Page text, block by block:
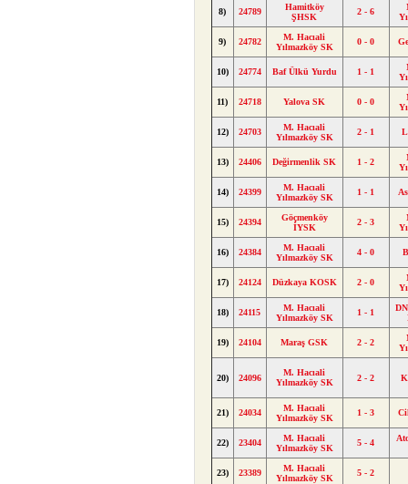
8) 24789
Hamitköy
ŞHSK
2 - 6
9) 24782
M. Hacıali
Yılmazköy SK
0 - 0
10) 24774 Baf Ülkü Yurdu 1 - 1
11) 24718 Yalova SK 0 - 0
12) 24703
M. Hacıali
Yılmazköy SK
2 - 1
13) 24406 Değirmenlik SK 1 - 2
14) 24399
M. Hacıali
Yılmazköy SK
1 - 1
15) 24394
Göçmenköy
İYSK
2 - 3
16) 24384
M. Hacıali
Yılmazköy SK
4 - 0
17) 24124 Düzkaya KOSK 2 - 0
18) 24115
M. Hacıali
Yılmazköy SK
1 - 1
19) 24104 Maraş GSK 2 - 2
20) 24096
M. Hacıali
Yılmazköy SK
2 - 2
21) 24034
M. Hacıali
Yılmazköy SK
1 - 3
22) 23404
M. Hacıali
Yılmazköy SK
5 - 4
23) 23389
M. Hacıali
Yılmazköy SK
5 - 2